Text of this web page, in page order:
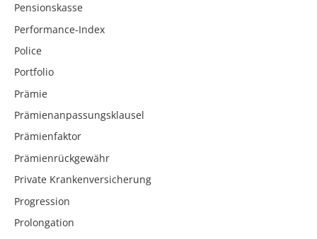
Pensionskasse
Performance-Index
Police
Portfolio
Prämie
Prämienanpassungsklausel
Prämienfaktor
Prämienrückgewähr
Private Krankenversicherung
Progression
Prolongation